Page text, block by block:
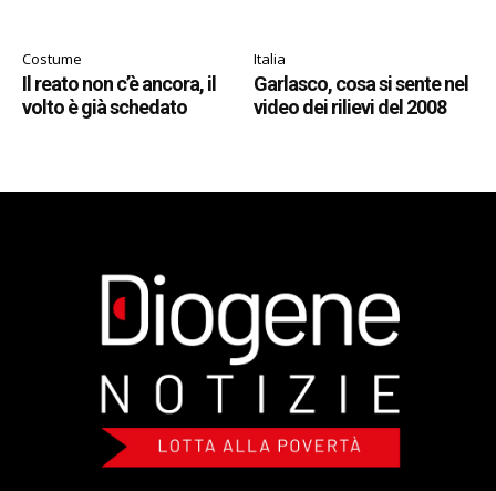
Costume
Il reato non c’è ancora, il
volto è già schedato
Italia
Garlasco, cosa si sente nel
video dei rilievi del 2008